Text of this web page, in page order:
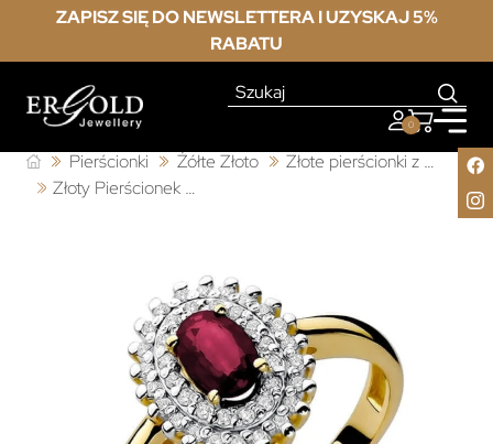
ZAPISZ SIĘ DO NEWSLETTERA I UZYSKAJ 5%
RABATU
0
Pierścionki Żółte Złoto
Złote pierścionki z rubinem
Złoty Pierścionek 585 z diamentem rubin 0,60ct